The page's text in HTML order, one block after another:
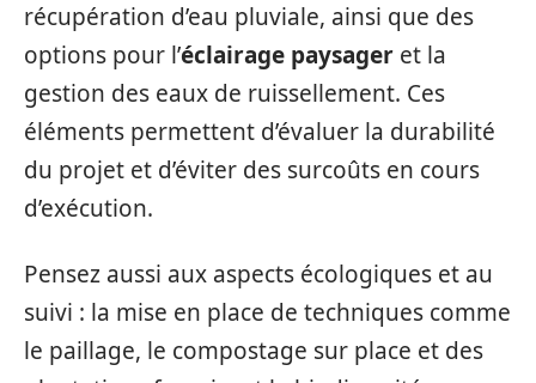
récupération d’eau pluviale, ainsi que des
options pour l’éclairage paysager et la
gestion des eaux de ruissellement. Ces
éléments permettent d’évaluer la durabilité
du projet et d’éviter des surcoûts en cours
d’exécution.
Pensez aussi aux aspects écologiques et au
suivi : la mise en place de techniques comme
le paillage, le compostage sur place et des